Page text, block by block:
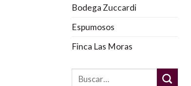
Bodega Zuccardi
Espumosos
Finca Las Moras
Perro Callejero Blend de
Cordero con Piel de Lobo